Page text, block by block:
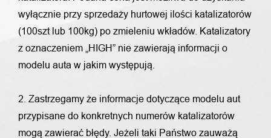
wyłącznie przy sprzedaży hurtowej ilości katalizatorów
(100szt lub 100kg) po zmieleniu wkładów. Katalizatory
z oznaczeniem „HIGH” nie zawierają informacji o
modelu auta w jakim występują.
2. Zastrzegamy że informacje dotyczące modelu aut
przypisane do konkretnych numerów katalizatorów
mogą zawierać błędy. Jeżeli taki Państwo zauważą